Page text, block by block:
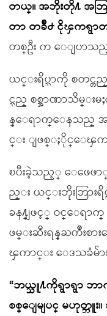
တယ္။ အဘိုးတို႔ အ
တာ တခ်ိဳ႕ ငိုၾကရွာ
တစ္ဦး က ေျပာသ
ယင္းရိပ္သာကို စတင္
င္သည္ စစ္အာဏာသိမ္း
န္ေရာက္ေနသည္ အ
င္း ျဖစ္ႏိုင္ေၾက
ၿပီးခဲ့သည့္ ေဖေဖ
ည္း ယင္းဘိုးဘြားရိ
ခန႔္ျဖင့္ ဝင္ေရာက္
ဖမ္းဆီးရန္ႀကိဳးစ
ၾကာင္း ေဒသခံမ်
“ဘယ္သူ႔ကိုရွာရွာ ဘာကို
စစ္ေျမျပင္ မဟုတ္ဘူ